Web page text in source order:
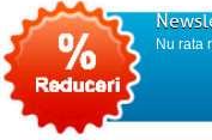
Nu rata